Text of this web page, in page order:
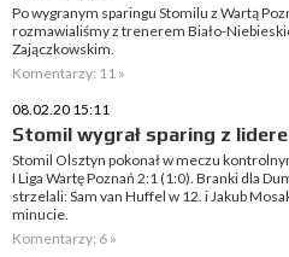
Po wygranym sparingu Stomilu z Wartą
rozmawialiśmy z trenerem Biało-
Zajączkowskim.
Komentarzy: 11 »
08.02.20 15:11
Stomil wygrał sparing z
Stomil Olsztyn pokonał w meczu
I Liga Wartę Poznań 2:1 (1:0). Branki dla
strzelali: Sam van Huffel w 12. i Jakub
minucie.
Komentarzy: 6 »